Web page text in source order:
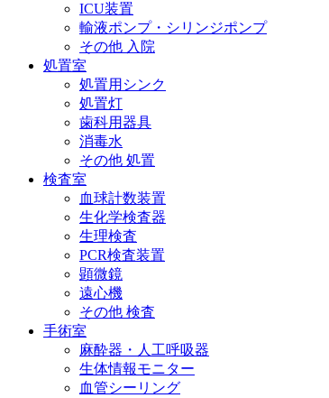
ICU装置
輸液ポンプ・シリンジポンプ
その他 入院
処置室
処置用シンク
処置灯
歯科用器具
消毒水
その他 処置
検査室
血球計数装置
生化学検査器
生理検査
PCR検査装置
顕微鏡
遠心機
その他 検査
手術室
麻酔器・人工呼吸器
生体情報モニター
血管シーリング